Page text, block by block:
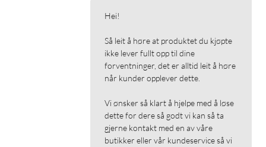
Ladetid, hodetelefoner: opptil 1,5 timer
Ladetid, etui: opptil 2 timer
Lading: 5V DC / 0,5 A (lades med mobillader, selges separat)
Hei!
Så leit å høre at produktet du kjøpte
ikke lever fullt opp til dine
forventninger, det er alltid leit å høre
når kunder opplever dette.
Vi ønsker så klart å hjelpe med å løse
dette for dere så godt vi kan så ta
gjerne kontakt med en av våre
butikker eller vår kundeservice så vi